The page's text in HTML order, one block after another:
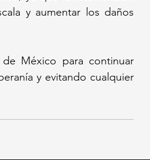
y aumentar los daños
México para continuar
y evitando cualquier